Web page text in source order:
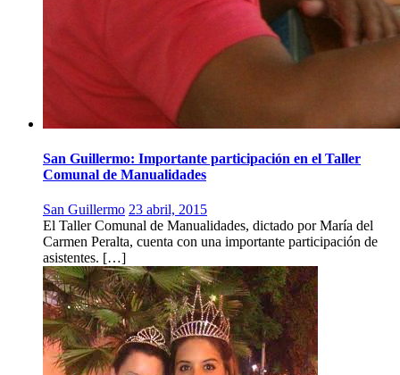
San Guillermo: Importante participación en el Taller
Comunal de Manualidades
San Guillermo 23 abril, 2015
El Taller Comunal de Manualidades, dictado por María del
Carmen Peralta, cuenta con una importante participación de
asistentes. […]